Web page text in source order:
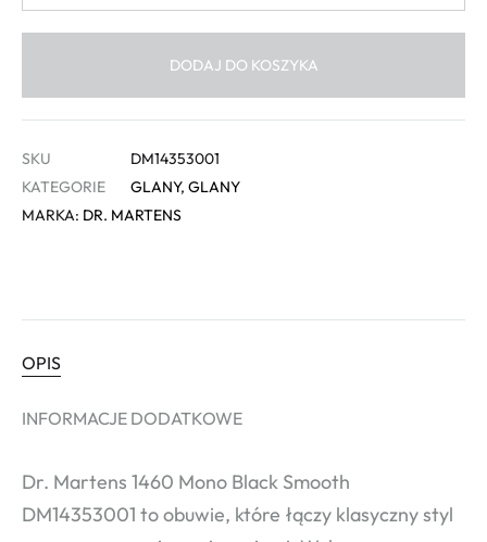
DODAJ DO KOSZYKA
SKU
DM14353001
KATEGORIE
GLANY, GLANY
MARKA: DR. MARTENS
OPIS
INFORMACJE DODATKOWE
Dr. Martens 1460 Mono Black Smooth
DM14353001 to obuwie, które łączy klasyczny styl